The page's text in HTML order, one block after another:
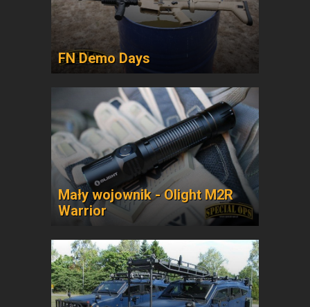
FN Demo Days
Mały wojownik - Olight M2R
Warrior